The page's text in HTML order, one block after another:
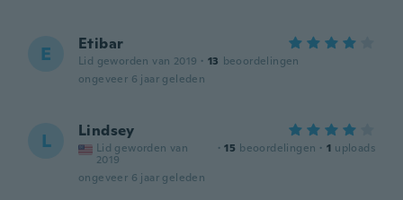
E Etibar
Lid geworden van 2019 · 13 beoordelingen
ongeveer 6 jaar geleden
L Lindsey
Lid geworden van
2019
· 15 beoordelingen · 1 uploads
ongeveer 6 jaar geleden